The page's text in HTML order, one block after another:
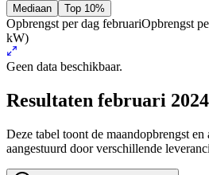
Mediaan Top 10%
Opbrengst per dag februariOpbrengst
kW)
Geen data beschikbaar.
Resultaten februari 2024
Deze tabel toont de maandopbrengst
aangestuurd door verschillende